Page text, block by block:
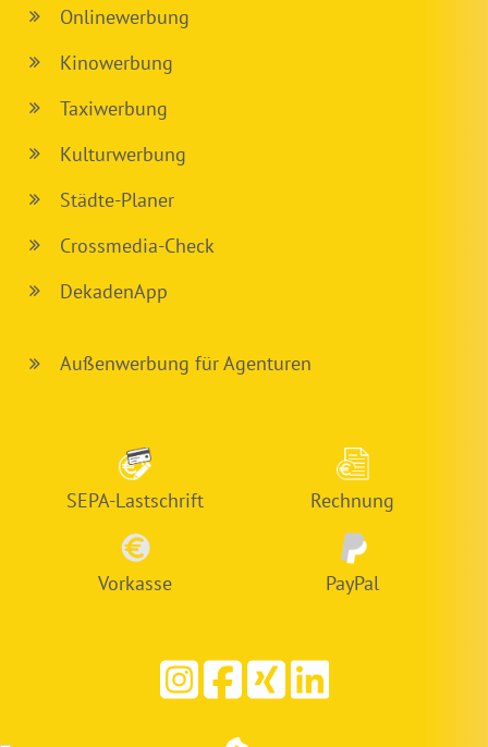
Onlinewerbung
Kinowerbung
Taxiwerbung
Kulturwerbung
Städte-Planer
Crossmedia-Check
DekadenApp
Außenwerbung für Agenturen
SEPA-Lastschrift Rechnung
Vorkasse PayPal